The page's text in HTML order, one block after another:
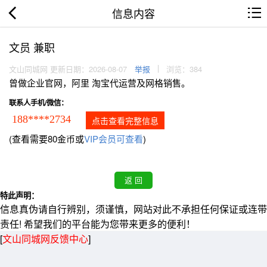
信息内容
文员 兼职
文山同城网 更新日期：2026-08-07 举报 浏览：384
曾做企业官网，阿里 淘宝代运营及网格销售。
联系人手机/微信：
188****2734 点击查看完整信息
(查看需要80金币或VIP会员可查看)
特此声明：
信息真伪请自行辨别，须谨慎，网站对此不承担任何保证或连带
责任! 希望我们的平台能为您带来更多的便利！
[文山同城网反馈中心]